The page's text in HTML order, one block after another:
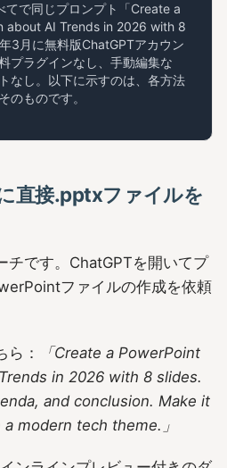
てで同じプロンプト「Create a
about AI Trends in 2026 with 8
3月に無料版ChatGPTアカウン
プラグインなし、手動編集な
なし。以下に示すのは、各方法
のものです。
直接.pptxファイルを
チです。ChatGPTを開いてプ
ファイルの作成を依頼
ら：
「Create a PowerPoint
in 2026 with 8 slides.
and conclusion. Make it
modern tech theme.」